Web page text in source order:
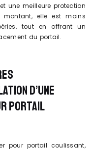
une meilleure protection
elle est moins
tout en offrant un
du portail.
D’UNE
PORTAIL
pour portail coulissant,